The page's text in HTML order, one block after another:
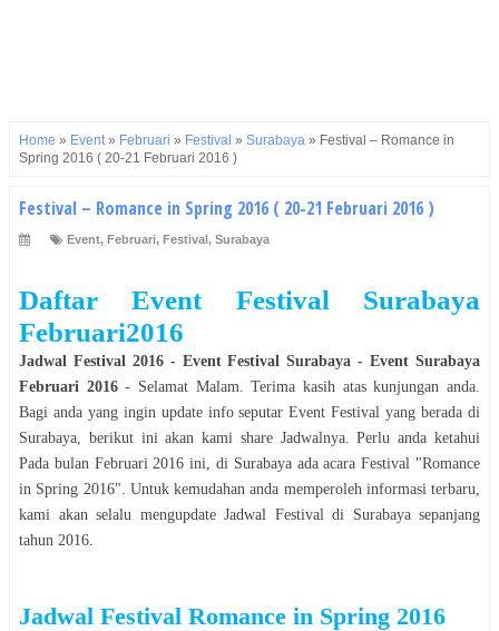
Home » Event» Februari » Festival » Surabaya » Festival – Romance in
Spring 2016 ( 20-21 Februari 2016 )
Festival – Romance in Spring 2016 ( 20-21 Februari 2016 )
Event, Februari, Festival, Surabaya
Daftar Event Festival Surabaya
Februari2016
Jadwal Festival 2016- EventFestival Surabaya- EventSurabaya
Februari 2016- Selamat Malam . Terima kasih atas kunjungan anda.
Bagi anda yang ingin update info seputar EventFestivalyang berada di
Surabaya , berikut ini akan kami share Jadwalnya. Perlu anda ketahui
Pada bulan Februari 2016 ini, di Surabaya ada acaraFestival "Romance
in Spring 2016". Untuk kemudahan anda memperoleh informasi terbaru,
kami akan selalu mengupdate Jadwal Festival di Surabaya sepanjang
tahun 2016
Jadwal Festival Romance in Spring 2016